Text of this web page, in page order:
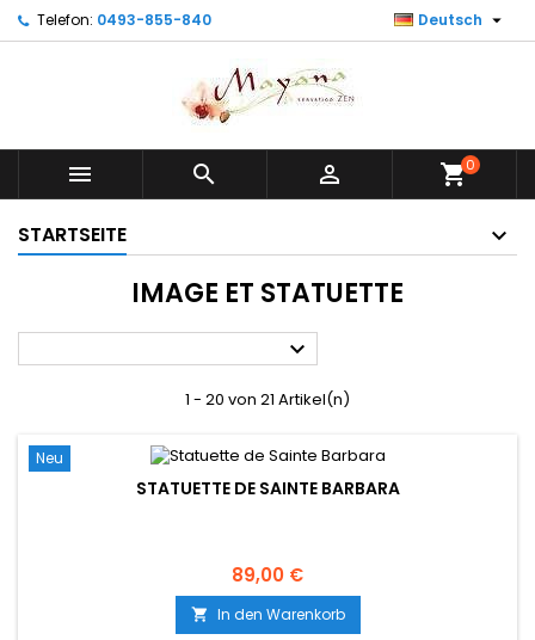
Telefon: 0493-855-840 Deutsch 
   shopping_cart0
STARTSEITE
IMAGE ET STATUETTE

1 - 20 von 21 Artikel(n)
Neu
STATUETTE DE SAINTE BARBARA
Preis
89,00 €
 In den Warenkorb